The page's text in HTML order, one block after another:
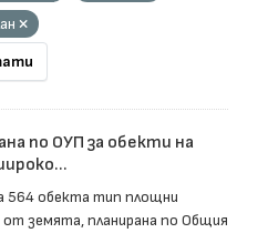
по ОУП за обекти на
564 обекта тип площни
земята, планирана по Общия